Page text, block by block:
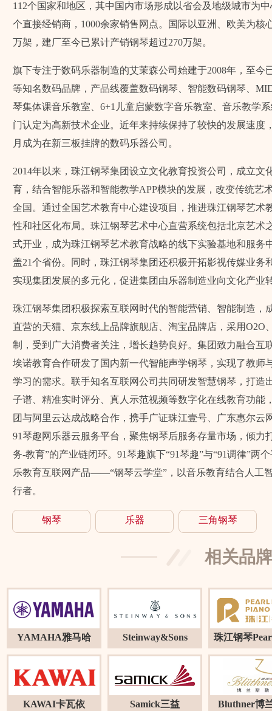
112个国家和地区，其中国内市场形成以省会及地级城市为
个直接经销商，1000余家销售网点。国际以亚洲、欧美为
万架，建厂至今已累计产销钢琴超过270万架。
旗下专注于数码乐器制造的艾茉森公司始建于2008年，至今
等知名数码品牌，产品线覆盖数码钢琴、智能数码钢琴、
琴集体课音乐教室、6+1儿童启蒙数字音乐教室、音乐教学
门认定为高新技术企业。近年来持续保持了较快的发展速度
月成为在新三板挂牌的数码乐器公司。
2014年以来，珠江钢琴集团设立文化教育投资公司，成立
育，结合智能乐器和智能教学APP模块的发展，改变传统艺
全国。通过全国艺术教育中心建设项目，推进珠江钢琴艺
性和社区化布局。珠江钢琴艺术中心直营系统包括北京艺
式开业，成为珠江钢琴艺术教育战略的线下实验基地和服务
盖21个省份。同时，珠江钢琴集团还积极开拓影视传媒业
实现集团发展的多元化，促进集团由乐器制造业向文化产业
珠江钢琴集团积极探索互联网时代的智能营销、智能制造
直营的天猫、京东线上品牌旗舰店、淘宝品牌店，采用
制，受到广大消费者关注，增长趋势良好。集团致力融合
埃诺教育合作研发了国内新一代智能声学钢琴，实现了教
学习的需求。联手知名互联网公司共同研发智慧钢琴，打
子谱、精准实时评分、真人示范视频等数字化在线教育功能
团与阿里云达成战略合作，携手广证珠江壹号、广东惠尔
91琴趣网乐器云服务平台，聚焦钢琴后服务存量市场，倾力
务-教育”的产业链闭环。91琴趣旗下“91琴趣”与“91调律”两
乐教育互联网产品——“钢琴云学堂”，以音乐教育结合人工
行者。
钢琴 乐器 三角钢琴
相关品
YAMAHA雅马哈 Steinway&Sons 珠江钢琴
KAWAI卡瓦依 Samick三益 Bluthner博